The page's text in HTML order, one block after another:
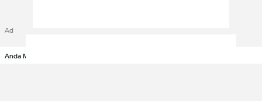
Anda Mungkin Tertarik
Ad